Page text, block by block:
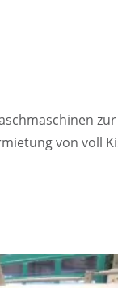
von voll